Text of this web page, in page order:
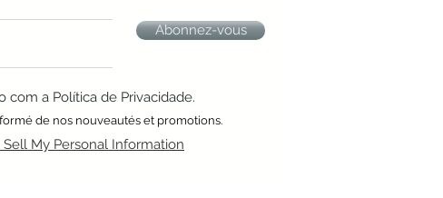
Abonnez-vous
com a Política de Privacidade.
de nos nouveautés et promotions.
My Personal Information